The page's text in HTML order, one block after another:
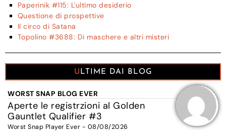
Paperinik #115: L'ultimo desiderio
Questione di prospettive
Il circo di Satana
Topolino #3688: Di maschere e altri misteri
ULTIME DAI BLOG
WORST SNAP BLOG EVER
Aperte le registrzioni al Golden
Gauntlet Qualifier #3
Worst Snap Player Ever - 08/08/2026